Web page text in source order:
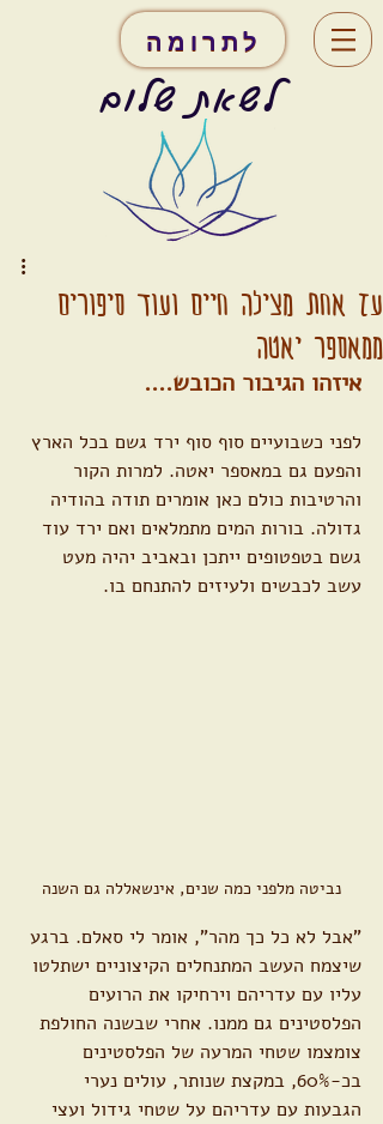
לתרומה
לשאת שלום
עז אחת מצילה חיים ועוד סיפורים
ממאספר יאטה
איזהו הגיבור הכובש....
לפני כשבועיים סוף סוף ירד גשם בכל הארץ
והפעם גם במאספר יאטה. למרות הקור
והרטיבות כולם כאן אומרים תודה בהודיה
גדולה. בורות המים מתמלאים ואם ירד עוד
גשם בטפטופים ייתכן ובאביב יהיה מעט
עשב לכבשים ולעיזים להתנחם בו.
נביטה מלפני כמה שנים, אינשאללה גם השנה
"אבל לא כל כך מהר", אומר לי סאלם. ברגע
שיצמח העשב המתנחלים הקיצוניים ישתלטו
עליו עם עדריהם וירחיקו את הרועים
הפלסטינים גם ממנו. אחרי שבשנה החולפת
צומצמו שטחי המרעה של הפלסטינים
בכ-60%, במקצת שנותר, עולים נערי
הגבעות עם עדריהם על שטחי גידול ועצי